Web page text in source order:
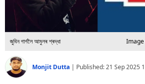
জুবিন গাৰ্গলৈ আমুলৰ শ্ৰদ্ধা Image
Monjit Dutta | Published:21 Sep 2025